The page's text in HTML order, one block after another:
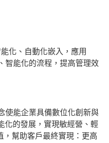
化、自動化嵌入，應用
智能化的流程，提高管理效
使能企業具備數位化創新與
化的發展，實現敏經營、輕
，幫助客戶最終實現：更高